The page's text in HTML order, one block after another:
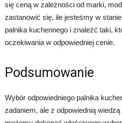
się ceną w zależności od marki,
zastanowić się, ile jesteśmy w
palnika kuchennego i znaleźć taki,
oczekiwania w odpowiedniej cenie.
Podsumowanie
Wybór odpowiedniego palnika
zadaniem, ale z odpowiednią